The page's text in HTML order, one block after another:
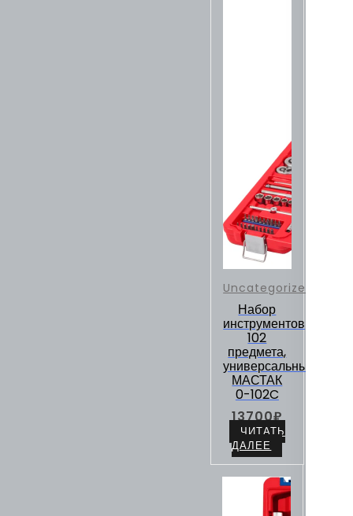
Uncategorized
Набор
инструментов
102
предмета,
универсальный
МАСТАК
0-102C
13700₽
ЧИТАТЬ
ДАЛЕЕ